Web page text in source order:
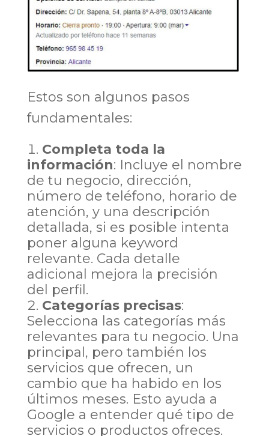
Estos son algunos pasos
fundamentales:
Completa toda la
información: Incluye el nombre
de tu negocio, dirección,
número de teléfono, horario de
atención, y una descripción
detallada, si es posible intenta
poner alguna keyword
relevante. Cada detalle
adicional mejora la precisión
del perfil.
Categorías precisas:
Selecciona las categorías más
relevantes para tu negocio. Una
principal, pero también los
servicios que ofrecen, un
cambio que ha habido en los
últimos meses. Esto ayuda a
Google a entender qué tipo de
servicios o productos ofreces.